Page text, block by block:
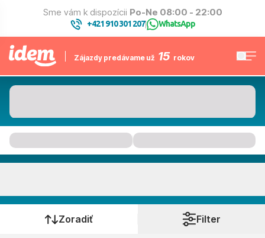
Sme vám k dispozícii Po-Ne 08:00 - 22:00
+421 910 301 207| WhatsApp
Zájazdy predávame už 15 rokov
Kedy cestujete?
Zoradiť Filter